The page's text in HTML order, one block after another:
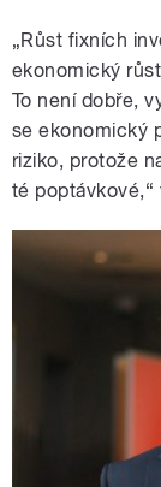
„Růst fixních
ekonomický
To není dobře,
se ekonomický
riziko, protože
té poptávkové,“